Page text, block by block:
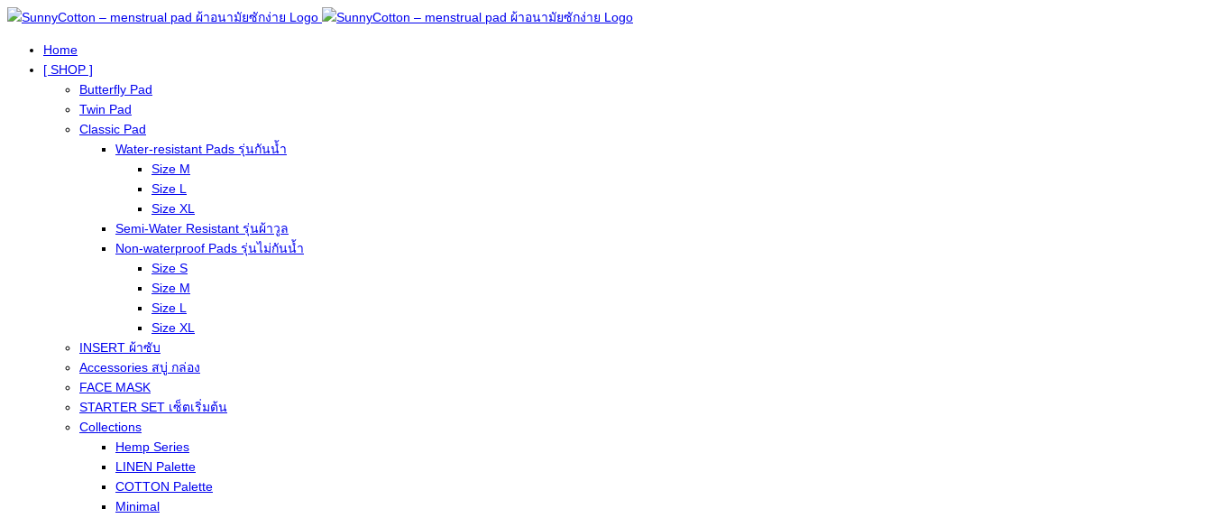
Home
[ SHOP ]
Butterfly Pad
Twin Pad
Classic Pad
Water-resistant Pads รุ่นกันน้ำ
Size M
Size L
Size XL
Semi-Water Resistant รุ่นผ้าวูล
Non-waterproof Pads รุ่นไม่กันน้ำ
Size S
Size M
Size L
Size XL
INSERT ผ้าซับ
Accessories สบู่ กล่อง
FACE MASK
STARTER SET เซ็ตเริ่มต้น
Collections
Hemp Series
LINEN Palette
COTTON Palette
Minimal